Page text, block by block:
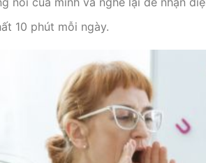
10 phút mỗi ngày.